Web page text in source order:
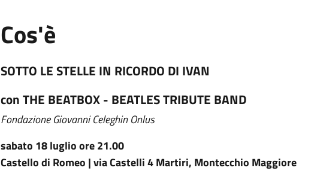
Cos'è
SOTTO LE STELLE IN RICORDO DI IVAN
con THE BEATBOX - BEATLES TRIBUTE BAND
Fondazione Giovanni Celeghin Onlus
sabato 18 luglio ore 21.00
Castello di Romeo | via Castelli 4 Martiri, Montecchio Maggiore